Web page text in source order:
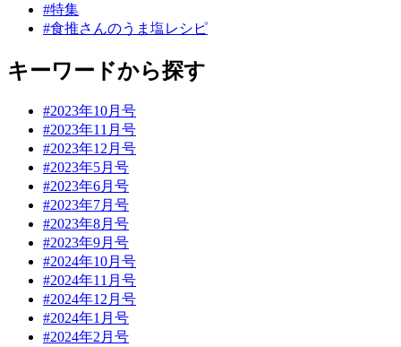
#特集
#食推さんのうま塩レシピ
キーワードから探す
#2023年10月号
#2023年11月号
#2023年12月号
#2023年5月号
#2023年6月号
#2023年7月号
#2023年8月号
#2023年9月号
#2024年10月号
#2024年11月号
#2024年12月号
#2024年1月号
#2024年2月号